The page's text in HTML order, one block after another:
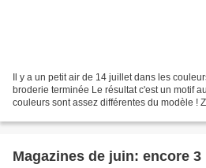
Il y a un petit air de 14 juillet dans les
broderie terminée Le résultat c'est un motif
couleurs sont assez différentes du modèle !
Magazines de juin: encore 3